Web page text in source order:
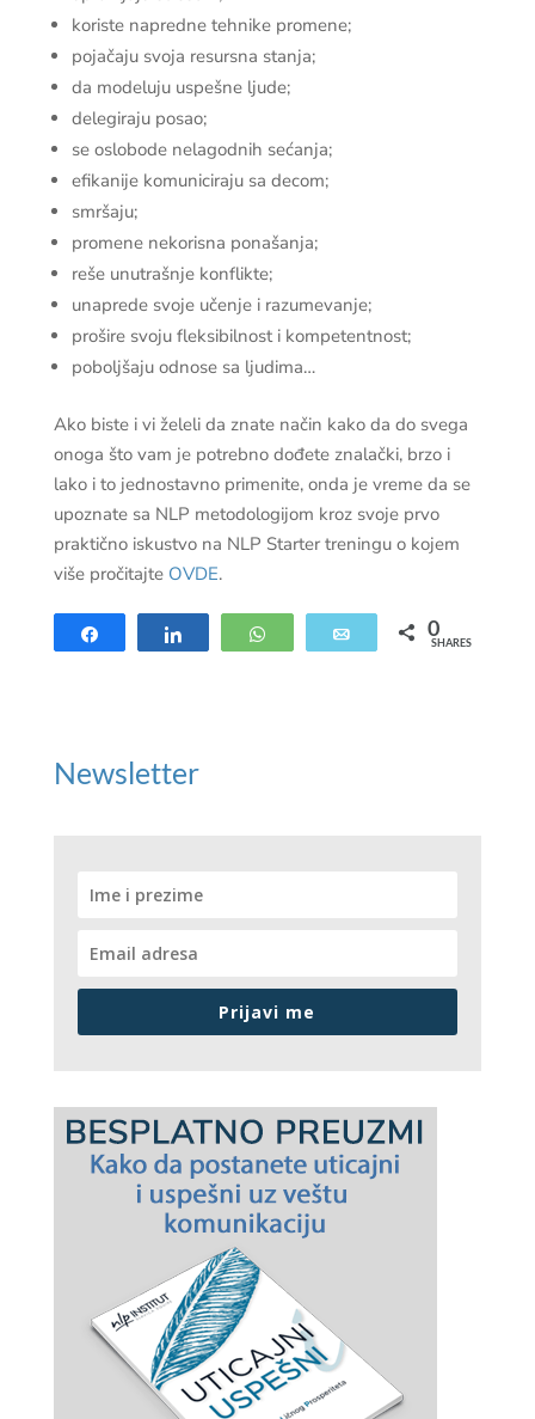
koriste napredne tehnike promene;
pojačaju svoja resursna stanja;
da modeluju uspešne ljude;
delegiraju posao;
se oslobode nelagodnih sećanja;
efikanije komuniciraju sa decom;
smršaju;
promene nekorisna ponašanja;
reše unutrašnje konflikte;
unaprede svoje učenje i razumevanje;
prošire svoju fleksibilnost i kompetentnost;
poboljšaju odnose sa ljudima…
Ako biste i vi želeli da znate način kako da do svega
onoga što vam je potrebno dođete znalački, brzo i
lako i to jednostavno primenite, onda je vreme da se
upoznate sa NLP metodologijom kroz svoje prvo
praktično iskustvo na NLP Starter treningu o kojem
više pročitajte OVDE.
WhatsApp Email 0
SHARES
Newsletter
Prijavi me